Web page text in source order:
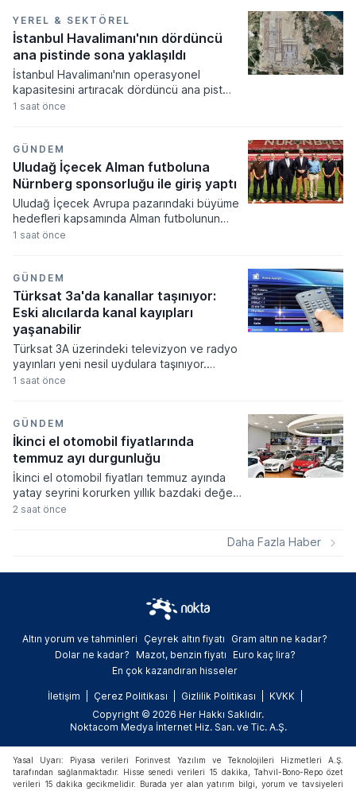
öngörülüyor. Yaşar Tüzün tarafından
paylaşılan veriler doğrultusunda çok sayıda
ismin partiye katılım işlemlerinin
tamamlandığı ve bazı şehirlerde ana
muhalefet partisinin yerel yönetim
temsilcisinin kalmadığı belirtiliyor.
YEREL & SEKTÖREL
İstanbul Havalimanı'nın dördüncü
ana pistinde sona yaklaşıldı
İstanbul Havalimanı'nın operasyonel
kapasitesini artıracak dördüncü ana pist
çalışmalarında sona yaklaşılırken, yeni pistin
hedefleniyor. Ulaştırma ve Altyapı Bakanlığı
tarafından yürütülen proje kapsamında inşa
edilen 2 bin 820 metre uzunluğundaki yapı,
hava trafiği yönetiminde verimliliği artırarak
küresel havacılık merkezinin altyapısını
daha da güçlendirecek.
1 saat önce
GÜNDEM
Uludağ İçecek Alman futboluna
Nürnberg sponsorluğu ile giriş yaptı
Uludağ İçecek Avrupa pazarındaki büyüme
hedefleri kapsamında Alman futbolunun
köklü kulüplerinden 1. FC Nürnberg ile
futbolundaki ilk büyük iş birliğini
gerçekleştirirken uluslararası marka
bilinirliğini daha geniş bir alana yaymayı
amaçlıyor.
1 saat önce
GÜNDEM
Türksat 3a'da kanallar taşınıyor:
Eski alıcılarda kanal kayıpları
yaşanabilir
Türksat 3A üzerindeki televizyon ve radyo
yayınları yeni nesil uydulara taşınıyor.
Geçişin ardından izleyiciler 16 Ağustos
Uyduların aynı yörünge konumunda
bulunması nedeniyle çanak antenlerin
yönünün değiştirilmesine gerek olmayacak.
Ancak kullanılan televizyon veya uydu
alıcısının TKGS desteğine sahip olup
olmamasına göre bazı kullanıcıların kanal
araması yapması gerekebilecek.
1 saat önce
GÜNDEM
İkinci el otomobil fiyatlarında
temmuz ayı durgunluğu
İkinci el otomobil fiyatları temmuz ayında
yatay seyrini korurken yıllık bazdaki değer
artışı enflasyon rakamlarının altında kalmaya
sonuçlarına göre piyasadaki aylık yükseliş
2 saat önce
Daha Fazla Haber
Altın yorum ve tahminleri Çeyrek altın fiyatı
Gram altın ne kadar?
Dolar ne kadar?
Mazot, benzin fiyatı
Euro kaç lira?
En çok kazandıran hisseler
İletişim Çerez Politikası Gizlilik Politikası
KVKK
Copyright © 2026 Her Hakkı Saklıdır.
Noktacom Medya İnternet Hiz. San. ve Tic. A.Ş.
Yasal Uyarı: Piyasa verileri Forinvest Yazılım ve Teknolojileri Hizmetleri A.Ş.
tarafından sağlanmaktadır. Hisse senedi verileri 15 dakika, Tahvil-Bono-Repo özet
verileri 15 dakika gecikmelidir. Burada yer alan yatırım bilgi, yorum ve tavsiyeleri